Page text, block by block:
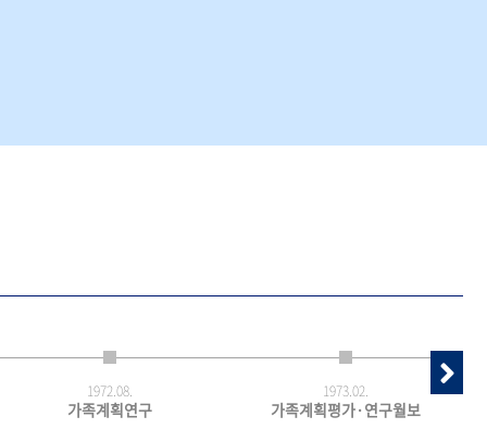
1972.08.
가족계획연구
1973.02.
가족계획평가·연구월보